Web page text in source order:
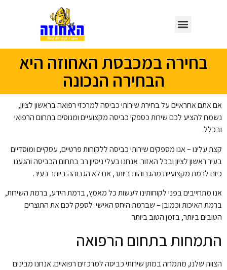
בחירה במכבסת האחוזה היא
הבחירה הנכונה
אם אתם אחראיים על בחירת שירותי כביסה למרכזי רפואה בראשון לציון,
נשמח להציע לכם שירות כספקי כביסה מקצועיים ומנוסים בתחום הרפואי
ובכלל.
קצת עלינו – אנו מספקים שירותי כביסה ללקוחות פרטיים, עסקיים ומוסדיים
בעיר ראשון לציון ובכל האזור. אנחנו בעלי ניסיון רב בתחום הכביסה והגענו
כיום לרמת מקצועיות מהגבוהות ביותר, אם לא הגבוהה ביותר בעיר.
אנו מתחייבים בפני לקוחותינו לעשות כל מאמץ, ברמת הידע, ברמת השירות,
ברמת האיכות וכמובן – שברמת היחס האישי. לספק לכם את התוצרים
הטובים ביותר, בזמן הטוב ביותר.
התמחות בתחום הרפואה
הצוות שלנו, מתמחה במתן שירותי כביסה למרכזים רפואיים. אנחנו מבינים